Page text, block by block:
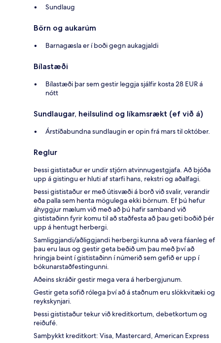
Sundlaug
Börn og aukarúm
Barnagæsla er í boði gegn aukagjaldi
Bílastæði
Bílastæði þar sem gestir leggja sjálfir kosta 28 EUR á
nótt
Sundlaugar, heilsulind og líkamsrækt (ef við á)
Árstíðabundna sundlaugin er opin frá mars til október.
Reglur
Þessi gististaður er undir stjórn atvinnugestgjafa. Að bjóða
upp á gistingu er hluti af starfi hans, rekstri og aðalfagi.
Þessi gististaður er með útisvæði á borð við svalir, verandir
eða palla sem henta mögulega ekki börnum. Ef þú hefur
áhyggjur mælum við með að þú hafir samband við
gististaðinn fyrir komu til að staðfesta að þau geti boðið þér
upp á hentugt herbergi.
Samliggjandi/aðliggjandi herbergi kunna að vera fáanleg ef
þau eru laus og gestir geta beðið um þau með því að
hringja beint í gististaðinn í númerið sem gefið er upp í
bókunarstaðfestingunni.
Aðeins skráðir gestir mega vera á herbergjunum.
Gestir geta sofið rólega því að á staðnum eru slökkvitæki og
reykskynjari.
Þessi gististaður tekur við kreditkortum, debetkortum og
reiðufé.
Samþykkt kreditkort: Visa, Mastercard, American Express